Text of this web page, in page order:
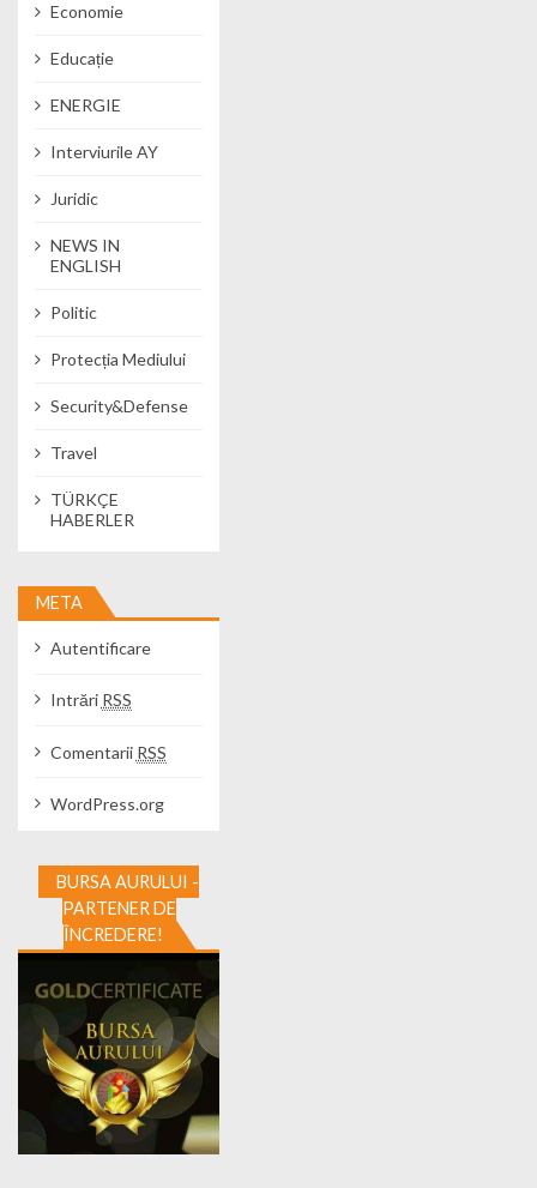
Economie
Educație
ENERGIE
Interviurile AY
Juridic
NEWS IN
ENGLISH
Politic
Protecția Mediului
Security&Defense
Travel
TÜRKÇE
HABERLER
META
Autentificare
Intrări RSS
Comentarii RSS
WordPress.org
BURSA AURULUI -
PARTENER DE
ÎNCREDERE!